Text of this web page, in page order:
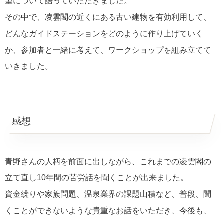
その中で、凌雲閣の近くにある古い建物を有効利用して、
どんなガイドステーションをどのように作り上げていく
か、参加者と一緒に考えて、ワークショップを組み立てて
いきました。
感想
青野さんの人柄を前面に出しながら、これまでの凌雲閣の
立て直し10年間の苦労話を聞くことが出来ました。
資金繰りや家族問題、温泉業界の課題山積など、普段、聞
くことができないような貴重なお話をいただき、今後も、